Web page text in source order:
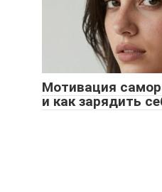
Мотивация
и как зарядить